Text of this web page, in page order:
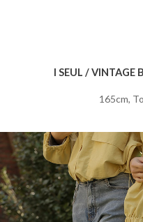
I SEUL / VINTAGE
165cm,